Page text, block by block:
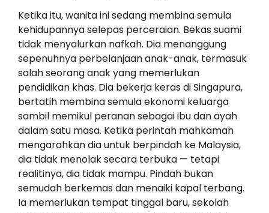
Ketika itu, wanita ini sedang membina semula
kehidupannya selepas perceraian. Bekas suami
tidak menyalurkan nafkah. Dia menanggung
sepenuhnya perbelanjaan anak-anak, termasuk
salah seorang anak yang memerlukan
pendidikan khas. Dia bekerja keras di Singapura,
bertatih membina semula ekonomi keluarga
sambil memikul peranan sebagai ibu dan ayah
dalam satu masa. Ketika perintah mahkamah
mengarahkan dia untuk berpindah ke Malaysia,
dia tidak menolak secara terbuka — tetapi
realitinya, dia tidak mampu. Pindah bukan
semudah berkemas dan menaiki kapal terbang.
Ia memerlukan tempat tinggal baru, sekolah